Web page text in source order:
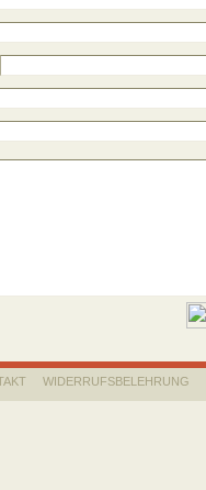
WIDERRUFSBELEHRUNG